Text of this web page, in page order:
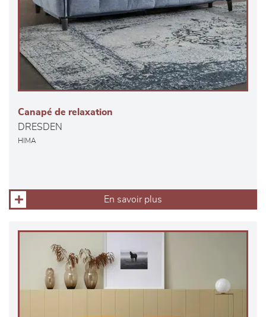
Canapé de relaxation
DRESDEN
HIMA
En savoir plus